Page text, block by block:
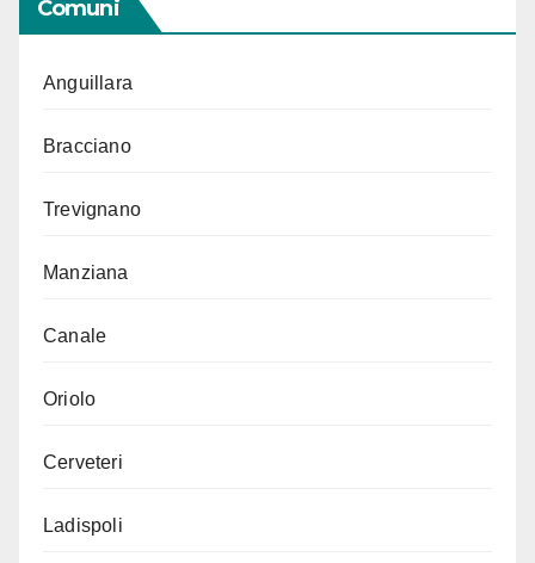
Comuni
Anguillara
Bracciano
Trevignano
Manziana
Canale
Oriolo
Cerveteri
Ladispoli